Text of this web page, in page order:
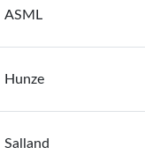
ASML
Hunze
Salland